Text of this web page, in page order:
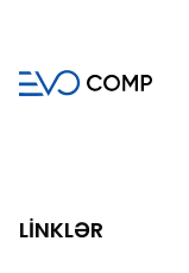
LİNKLƏR